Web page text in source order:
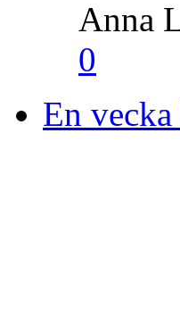
Anna
0
En